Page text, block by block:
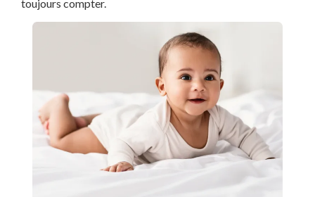
toujours compter.